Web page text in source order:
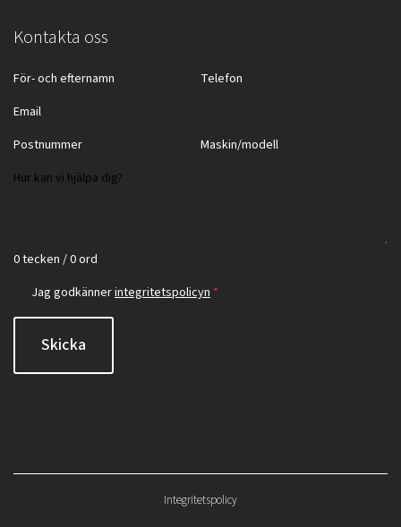
Kontakta oss
0 tecken / 0 ord
Jag godkännerintegritetspolicyn *
Skicka
Integritetspolicy